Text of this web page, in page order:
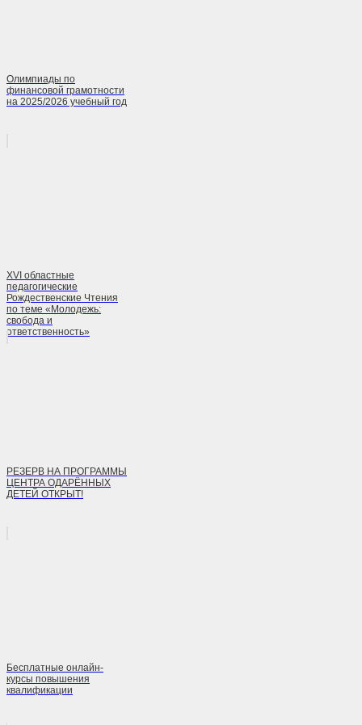
Олимпиады по
финансовой грамотности
на 2025/2026 учебный год
XVI областные
педагогические
Рождественские Чтения
по теме «Молодежь:
свобода и
ответственность»
РЕЗЕРВ НА ПРОГРАММЫ
ЦЕНТРА ОДАРЁННЫХ
ДЕТЕЙ ОТКРЫТ!
Бесплатные онлайн-
курсы повышения
квалификации